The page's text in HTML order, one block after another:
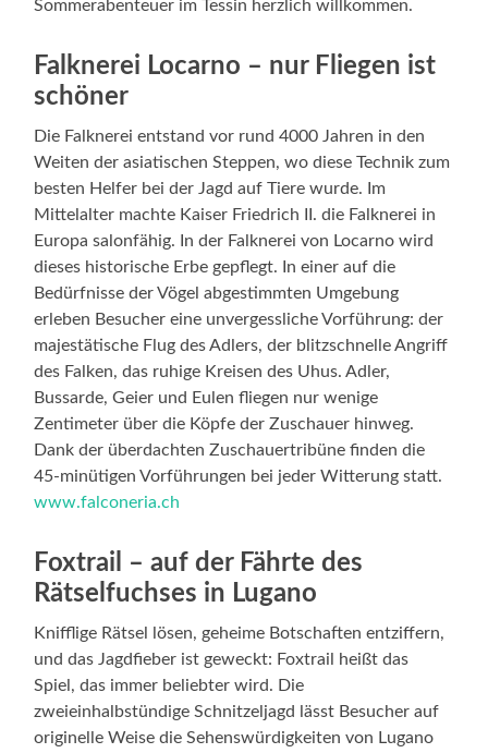
Sommerabenteuer im Tessin herzlich willkommen.
Falknerei Locarno – nur Fliegen ist
schöner
Die Falknerei entstand vor rund 4000 Jahren in den
Weiten der asiatischen Steppen, wo diese Technik zum
besten Helfer bei der Jagd auf Tiere wurde. Im
Mittelalter machte Kaiser Friedrich II. die Falknerei in
Europa salonfähig. In der Falknerei von Locarno wird
dieses historische Erbe gepflegt. In einer auf die
Bedürfnisse der Vögel abgestimmten Umgebung
erleben Besucher eine unvergessliche Vorführung: der
majestätische Flug des Adlers, der blitzschnelle Angriff
des Falken, das ruhige Kreisen des Uhus. Adler,
Bussarde, Geier und Eulen fliegen nur wenige
Zentimeter über die Köpfe der Zuschauer hinweg.
Dank der überdachten Zuschauertribüne finden die
45-minütigen Vorführungen bei jeder Witterung statt.
www.falconeria.ch
Foxtrail – auf der Fährte des
Rätselfuchses in Lugano
Knifflige Rätsel lösen, geheime Botschaften entziffern,
und das Jagdfieber ist geweckt: Foxtrail heißt das
Spiel, das immer beliebter wird. Die
zweieinhalbstündige Schnitzeljagd lässt Besucher auf
originelle Weise die Sehenswürdigkeiten von Lugano